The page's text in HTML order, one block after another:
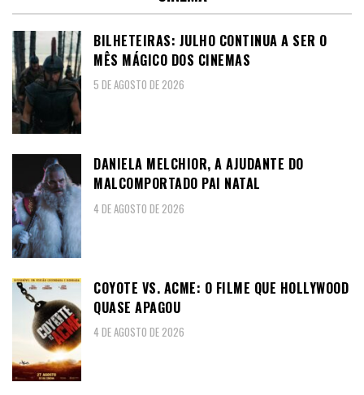
BILHETEIRAS: JULHO CONTINUA A SER O
MÊS MÁGICO DOS CINEMAS
5 DE AGOSTO DE 2026
DANIELA MELCHIOR, A AJUDANTE DO
MALCOMPORTADO PAI NATAL
4 DE AGOSTO DE 2026
COYOTE VS. ACME: O FILME QUE HOLLYWOOD
QUASE APAGOU
4 DE AGOSTO DE 2026